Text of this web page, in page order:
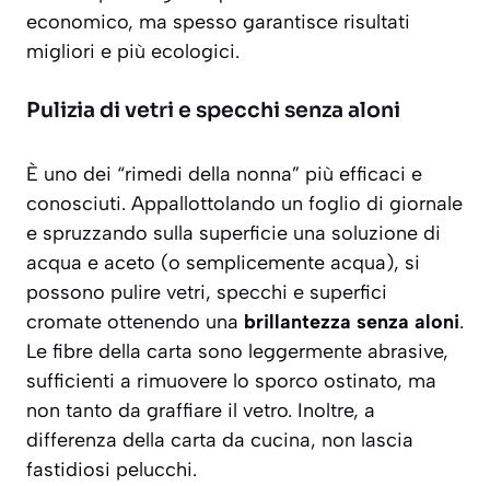
economico, ma spesso garantisce risultati
migliori e più ecologici.
Pulizia di vetri e specchi senza aloni
È uno dei “rimedi della nonna” più efficaci e
conosciuti. Appallottolando un foglio di giornale
e spruzzando sulla superficie una soluzione di
acqua e aceto (o semplicemente acqua), si
possono pulire vetri, specchi e superfici
cromate ottenendo una brillantezza senza aloni.
Le fibre della carta sono leggermente abrasive,
sufficienti a rimuovere lo sporco ostinato, ma
non tanto da graffiare il vetro. Inoltre, a
differenza della carta da cucina, non lascia
fastidiosi pelucchi.